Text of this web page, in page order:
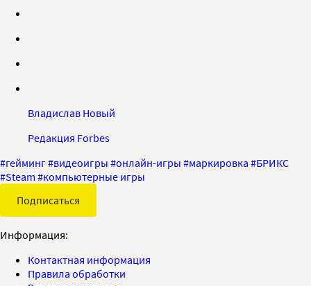
Владислав Новый
Редакция Forbes
#гейминг#видеоигры #онлайн-игры #маркировка #БРИКС
#Steam #компьютерные игры
Подписаться
Информация:
Контактная информация
Правила обработки